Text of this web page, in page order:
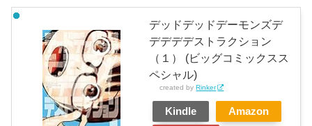
デッドデッドデーモンズデ
デデデデストラクション
（１） (ビッグコミックスス
ペシャル)
created by Rinker
Kindle Amazon